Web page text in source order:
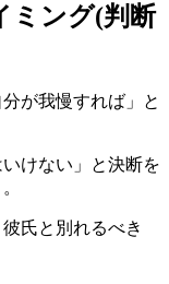
ミング(判断
が我慢すれば」と
けない」と決断を
氏と別れるべき